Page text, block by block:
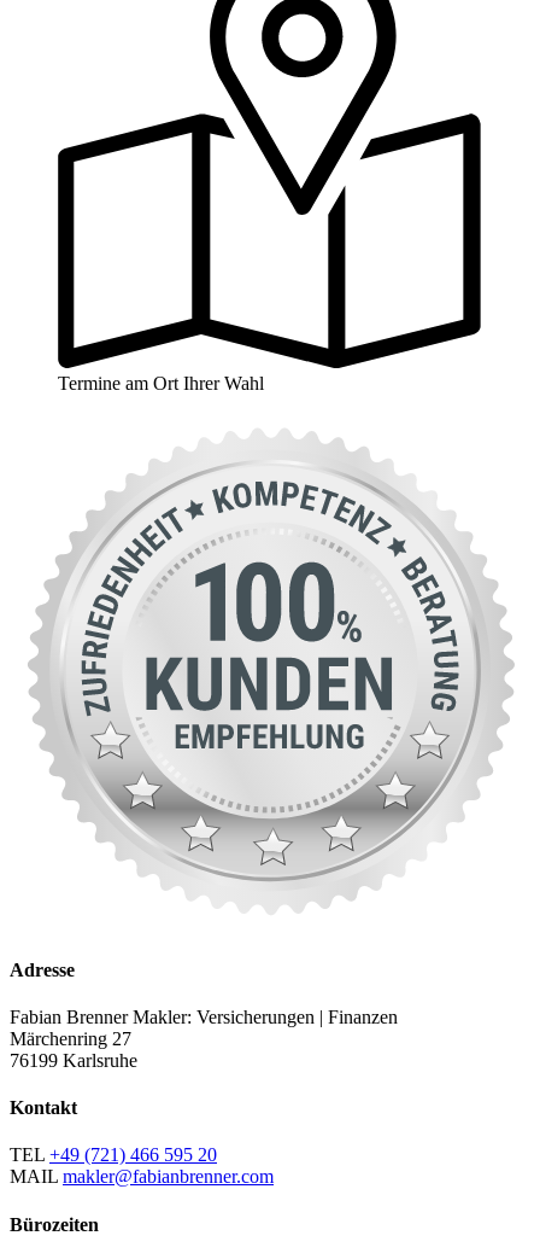
Termine am Ort Ihrer Wahl
Adresse
Fabian Brenner Makler: Versicherungen | Finanzen
Märchenring 27
76199 Karlsruhe
Kontakt
TEL +49 (721) 466 595 20
MAIL makler@fabianbrenner.com
Bürozeiten